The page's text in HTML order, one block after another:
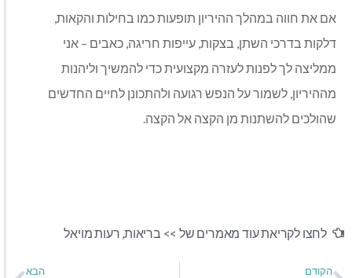
אם את חווה במהלך ההיריון תופעות כמו בחילות והקאות,
דלקות בדרכי השתן, בצקות, עייפות חריגה, כאבים – אני
ממליצה לך לפנות לעזרה מקצועית כדי להמשיך וליהנות
מההיריון, לשמור על הנפש רגועה ולהתכונן לחיים החדשים
שהולכים להשתנות מן הקצה אל הקצה.
לחצו לקריאת עוד מאמרים של >> בריאות, רעות מויאל
הקודם הבא